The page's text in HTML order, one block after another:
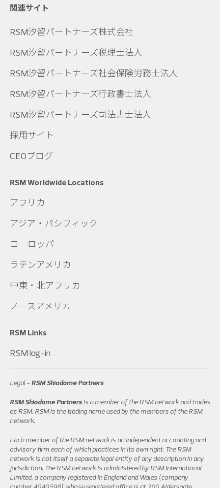
関連サイト
RSM汐留パートナーズ株式会社
RSM汐留パートナーズ税理士法人
RSM汐留パートナーズ社会保険労務士法人
RSM汐留パートナーズ行政書士法人
RSM汐留パートナーズ司法書士法人
採用サイト
CEOブログ
RSM Worldwide Locations
アフリカ
アジア・パシフィック
ヨーロッパ
ラテンアメリカ
中東・北アフリカ
ノースアメリカ
RSM Links
RSM log-in
Legal -RSM Shiodome Partners
RSM Shiodome Partners is a member of the RSM network and trades
as RSM. RSM is the trading name used by the members of the RSM
network.
Each member of the RSM network is an independent accounting and
advisory firm each of which practices in its own right. The RSM
network is not itself a separate legal entity of any description in any
jurisdiction. The RSM network is administered by RSM International
Limited, a company registered in England and Wales (company